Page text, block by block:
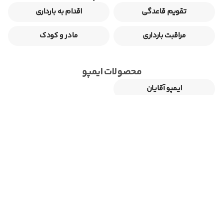
تقویم قاعدگی اقدام به بارداری
مراقبت بارداری مادر و کودک
محصولات ایمپو
ایمپو آقایان